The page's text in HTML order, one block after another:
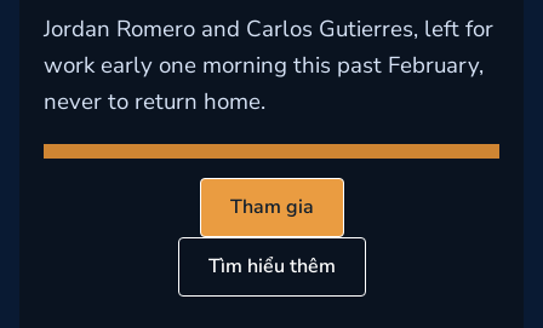
Jordan Romero and Carlos Gutierres, left for
work early one morning this past February,
never to return home.
Tham gia
Tìm hiểu thêm